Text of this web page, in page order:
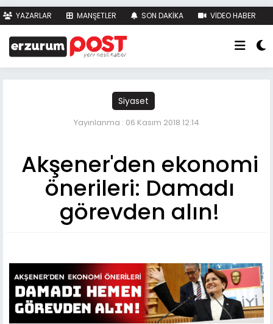
YAZARLAR MANŞETLER SON DAKİKA
VİDEO HABER
İLETİŞİM
Siyaset
Yayınlanma : 06 Kasım 2018 12:14
Akşener'den ekonomi
önerileri: Damadı
görevden alın!